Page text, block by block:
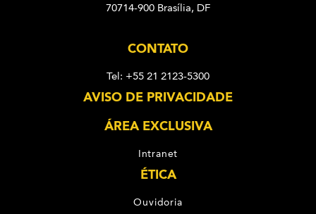
70714-900 Brasília, DF
CONTATO
Tel: +55 21 2123-5300
AVISO DE PRIVACIDADE
ÁREA EXCLUSIVA
Intranet
ÉTICA
Ouvidoria